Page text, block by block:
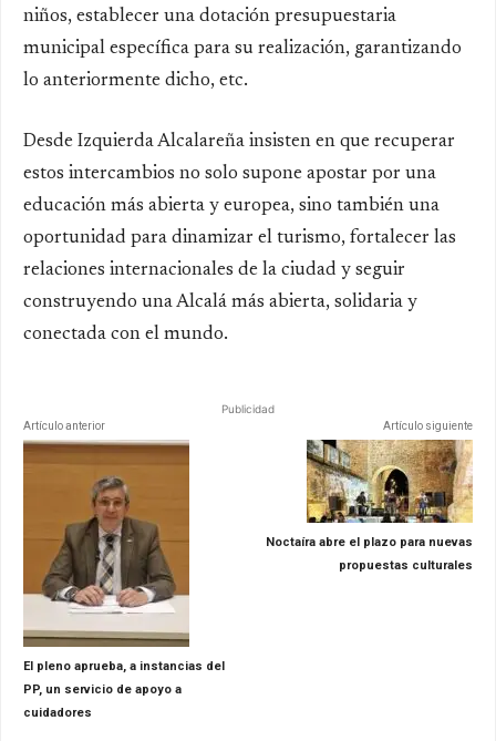
niños, establecer una dotación presupuestaria
municipal específica para su realización, garantizando
lo anteriormente dicho, etc.
Desde Izquierda Alcalareña insisten en que recuperar
estos intercambios no solo supone apostar por una
educación más abierta y europea, sino también una
oportunidad para dinamizar el turismo, fortalecer las
relaciones internacionales de la ciudad y seguir
construyendo una Alcalá más abierta, solidaria y
conectada con el mundo.
Publicidad
Artículo anterior
El pleno aprueba, a instancias del
PP, un servicio de apoyo a
cuidadores
Artículo siguiente
Noctaíra abre el plazo para nuevas
propuestas culturales